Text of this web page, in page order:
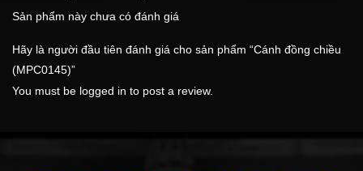
Sản phẩm này chưa có đánh giá
Hãy là người đầu tiên đánh giá cho sản phẩm “Cánh đồng chiều
(MPC0145)”
You must be logged in to post a review.